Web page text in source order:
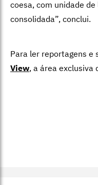
coesa, com unidade
consolidada”, conclui.
Para ler reportagens e
View, a área exclusiva